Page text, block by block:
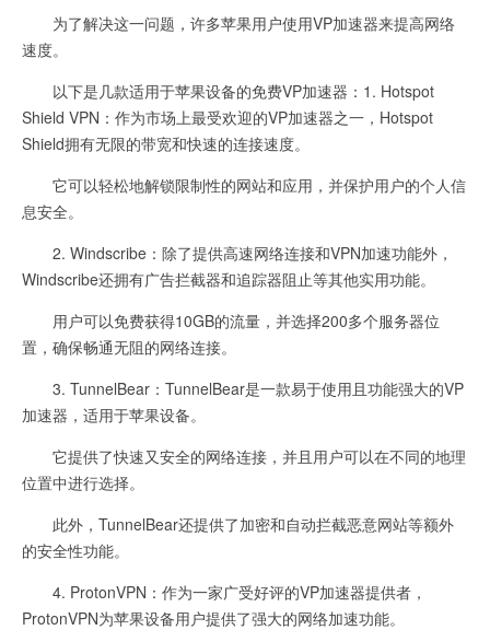
为了解决这一问题，许多苹果用户使用VP加速器来提高网络
速度。
以下是几款适用于苹果设备的免费VP加速器：1. Hotspot
Shield VPN：作为市场上最受欢迎的VP加速器之一，Hotspot
Shield拥有无限的带宽和快速的连接速度。
它可以轻松地解锁限制性的网站和应用，并保护用户的个人信
息安全。
2. Windscribe：除了提供高速网络连接和VPN加速功能外，
Windscribe还拥有广告拦截器和追踪器阻止等其他实用功能。
用户可以免费获得10GB的流量，并选择200多个服务器位
置，确保畅通无阻的网络连接。
3. TunnelBear：TunnelBear是一款易于使用且功能强大的VP
加速器，适用于苹果设备。
它提供了快速又安全的网络连接，并且用户可以在不同的地理
位置中进行选择。
此外，TunnelBear还提供了加密和自动拦截恶意网站等额外
的安全性功能。
4. ProtonVPN：作为一家广受好评的VP加速器提供者，
ProtonVPN为苹果设备用户提供了强大的网络加速功能。